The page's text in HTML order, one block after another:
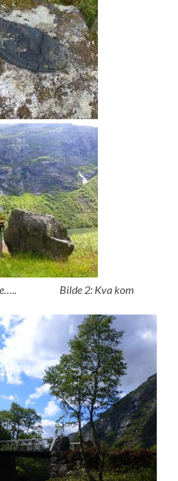
Bilde 2: Kva kom